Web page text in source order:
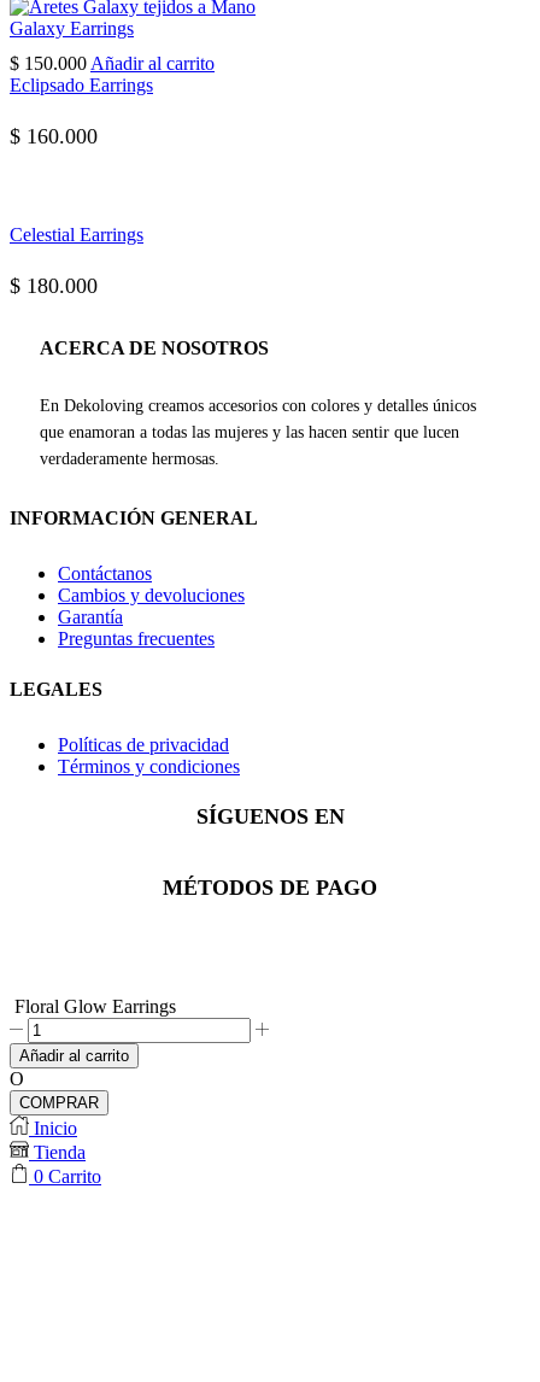
Galaxy Earrings
$ 150.000 Añadir al carrito
Eclipsado Earrings
$ 160.000
Celestial Earrings
$ 180.000
ACERCA DE NOSOTROS
En Dekoloving creamos accesorios con colores y detalles únicos
que enamoran a todas las mujeres y las hacen sentir que lucen
verdaderamente hermosas.
INFORMACIÓN GENERAL
Contáctanos
Cambios y devoluciones
Garantía
Preguntas frecuentes
LEGALES
Políticas de privacidad
Términos y condiciones
SÍGUENOS EN
Facebook
Instagram
Whatsapp
MÉTODOS DE PAGO
Floral Glow Earrings
Floral
Glow
Earrings
cantidad
Añadir al carrito
O
COMPRAR
Inicio
Tienda
0 Carrito